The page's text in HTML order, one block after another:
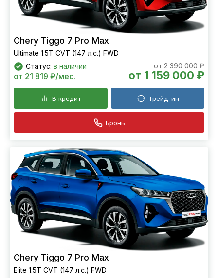
Chery Tiggo 7 Pro Max
Ultimate 1.5T CVT (147 л.с.) FWD
Статус: в наличии от 2 390 000 ₽
от 1 159 000 ₽
от 21 819 ₽/мес.
В кредит Трейд-ин
Бронь
Chery Tiggo 7 Pro Max
Elite 1.5T CVT (147 л.с.) FWD